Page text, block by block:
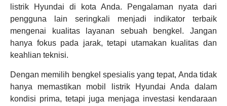
listrik Hyundai di kota Anda. Pengalaman nyata dari
pengguna lain seringkali menjadi indikator terbaik
mengenai kualitas layanan sebuah bengkel. Jangan
hanya fokus pada jarak, tetapi utamakan kualitas dan
keahlian teknisi.
Dengan memilih bengkel spesialis yang tepat, Anda tidak
hanya memastikan mobil listrik Hyundai Anda dalam
kondisi prima, tetapi juga menjaga investasi kendaraan